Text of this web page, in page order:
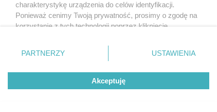
charakterystykę urządzenia do celów identyfikacji.
Ponieważ cenimy Twoją prywatność, prosimy o zgodę na
korzystanie z tych technologii poprzez kliknięcie
zmienić/wycofać klikając przycisk ustawień prywatności
znajdujący się w lewym dolnym rogu strony
rodzaje przetwarzania danych nie wymagają zgody
użytkownika, ale masz prawo sprzeciwić się takiemu
przetwarzaniu. Preferencje będą miały zastosowanie tylko
PARTNERZY USTAWIENIA
Akceptuję